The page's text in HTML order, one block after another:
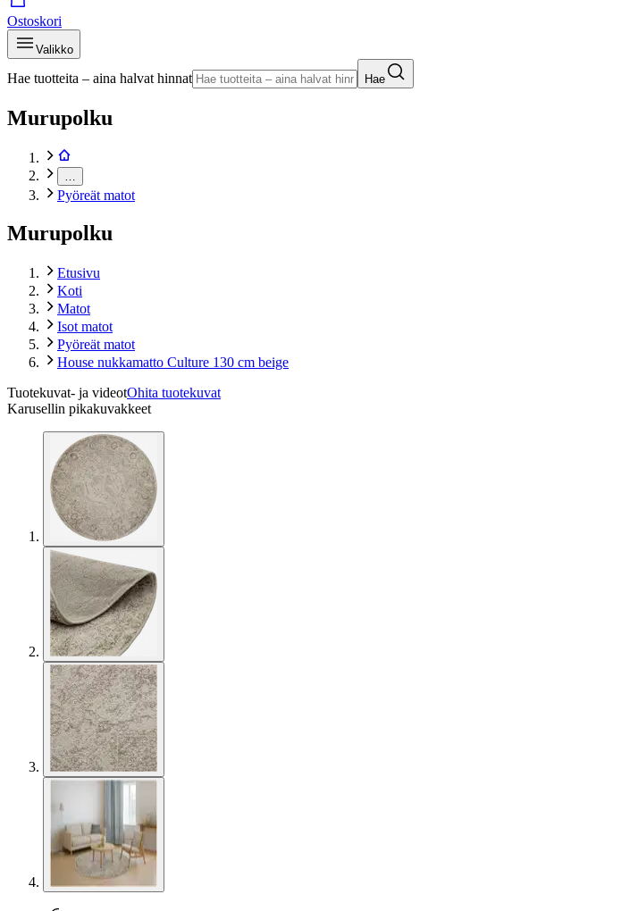
Ostoskori
Valikko
Hae tuotteita – aina halvat hinnat Hae
Murupolku
Pyöreät matot
Murupolku
Etusivu
Koti
Matot
Isot matot
Pyöreät matot
House nukkamatto Culture 130 cm beige
Tuotekuvat- ja videotOhita tuotekuvat
Karusellin pikakuvakkeet